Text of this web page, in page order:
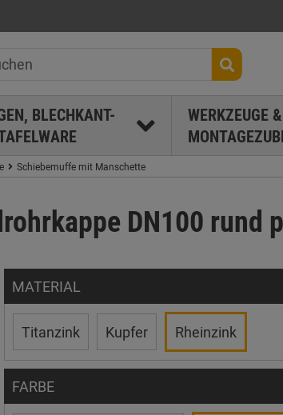
BLECHKANT-
WERKZEUGE &
Schiebemuffe mit Manschette
DN100 rund
MATERIAL
Titanzink Kupfer Rheinzink
FARBE